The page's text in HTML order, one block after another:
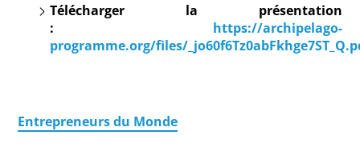
Télécharger la présentation
: https://archipelago-
programme.org/files/
Entrepreneurs du Monde